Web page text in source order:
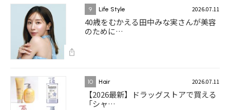
9 Life Style 2026.07.11
40歳をむかえる田中みな実さんが美容
のために…
10 Hair 2026.07.11
【2026最新】ドラッグストアで買える
「シャ…